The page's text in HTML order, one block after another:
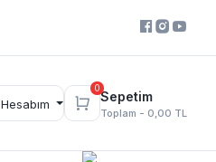
Hesabım
0
Sepetim
Toplam - 0,00 TL